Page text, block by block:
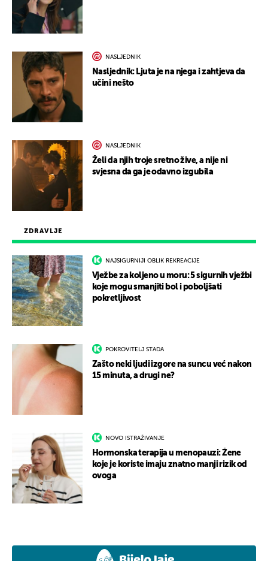
ZDRAVLJE
NAJSIGURNIJI OBLIK REKREACIJE
Vježbe za koljeno u moru: 5 sigurnih vježbi
koje mogu smanjiti bol i poboljšati
pokretljivost
POKROVITELJ STADA
Zašto neki ljudi izgore na suncu već nakon
15 minuta, a drugi ne?
NOVO ISTRAŽIVANJE
Hormonska terapija u menopauzi: Žene
koje je koriste imaju znatno manji rizik od
ovoga
NASLJEDNIK
Nasljednik: Ljuta je na njega i zahtjeva da
učini nešto
NASLJEDNIK
Želi da njih troje sretno žive, a nije ni
svjesna da ga je odavno izgubila